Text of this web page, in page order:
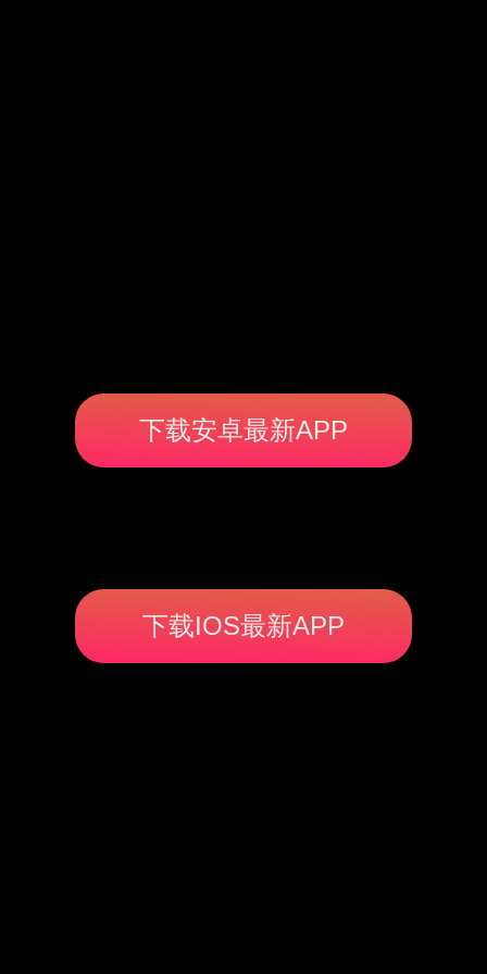
下载安卓最新APP
下载IOS最新APP